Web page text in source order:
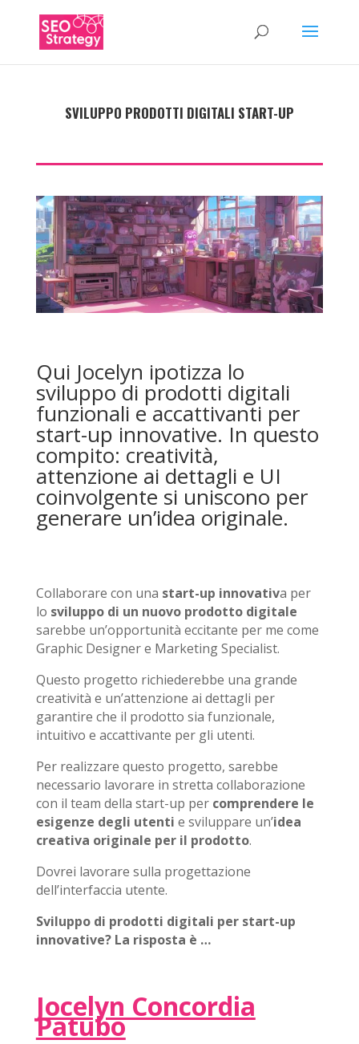
SVILUPPO PRODOTTI DIGITALI START-UP
Qui Jocelyn ipotizza lo
sviluppo di prodotti digitali
funzionali e accattivanti per
start-up innovative. In questo
compito: creatività,
attenzione ai dettagli e UI
coinvolgente si uniscono per
generare un’idea originale.
Collaborare con una start-up innovativa per
lo sviluppo di un nuovo prodotto digitale
sarebbe un’opportunità eccitante per me come
Graphic Designer e Marketing Specialist.
Questo progetto richiederebbe una grande
creatività e un’attenzione ai dettagli per
garantire che il prodotto sia funzionale,
intuitivo e accattivante per gli utenti.
Per realizzare questo progetto, sarebbe
necessario lavorare in stretta collaborazione
con il team della start-up per comprendere le
esigenze degli utenti e sviluppare un’idea
creativa originale per il prodotto.
Dovrei lavorare sulla progettazione
dell’interfaccia utente.
Sviluppo di prodotti digitali per start-up
innovative? La risposta è …
Jocelyn Concordia
Patubo